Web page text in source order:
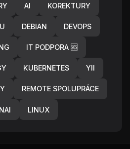
AI KOREKTURY
DEBIAN DEVOPS
IT PODPORA 🆘
KUBERNETES YII
REMOTE SPOLUPRÁCE
LINUX